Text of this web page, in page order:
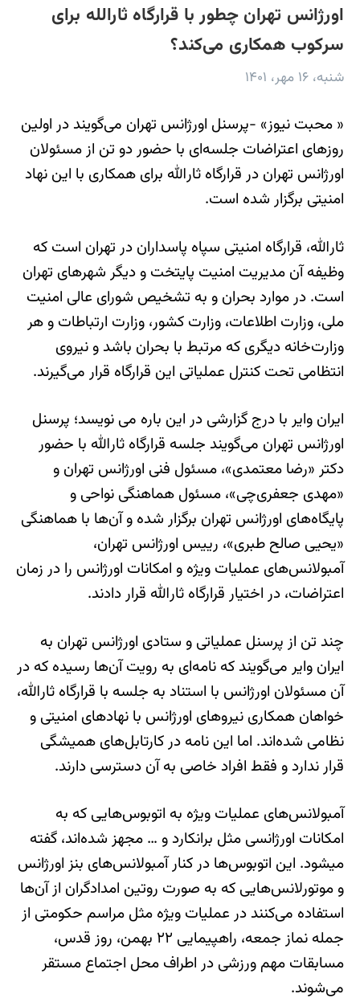
اورژانس تهران چطور با قرارگاه ثارالله برای
سرکوب همکاری می‌کند؟
شنبه، ۱۶ مهر، ۱۴۰۱
« محبت نیوز» -پرسنل اورژانس تهران می‌گویند در اولین
روزهای اعتراضات جلسه‌ای با حضور دو تن از مسئولان
اورژانس تهران در قرارگاه ثارالله برای همکاری با این نهاد
امنیتی برگزار شده است.
ثارالله، قرارگاه امنیتی سپاه پاسداران در تهران است که
وظیفه آن مدیریت امنیت پایتخت و دیگر شهرهای تهران
است. در موارد بحران و به تشخیص شورای عالی امنیت
ملی، وزارت اطلاعات، وزارت کشور، وزارت ارتباطات و هر
وزارت‌خانه دیگری که مرتبط با بحران باشد و نیروی
انتظامی تحت کنترل عملیاتی این قرارگاه قرار می‌گیرند.
ایران وایر با درج گزارشی در این باره می نویسد؛ پرسنل
اورژانس تهران می‌گویند جلسه قرارگاه ثارالله با حضور
دکتر «رضا معتمدی»، مسئول فنی اورژانس تهران و
«مهدی جعفری‌چی»، مسئول هماهنگی نواحی و
پایگاه‌های اورژانس تهران برگزار شده و آن‌ها با هماهنگی
«یحیی صالح طبری»، رییس اورژانس تهران،
آمبولانس‌های عملیات ویژه و امکانات اورژانس را در زمان
اعتراضات، در اختیار قرارگاه ثارالله قرار دادند.
چند تن از پرسنل عملیاتی و ستادی اورژانس تهران به
ایران وایر می‌گویند که نامه‌ای به رویت آن‌ها رسیده که در
آن مسئولان اورژانس با استناد به جلسه با قرارگاه ثارالله،
خواهان همکاری نیروهای اورژانس با نهادهای امنیتی و
نظامی شده‌اند. اما این نامه در کارتابل‌های همیشگی
قرار ندارد و فقط افراد خاصی به آن دسترسی دارند.
آمبولانس‌های عملیات ویژه به اتوبوس‌هایی که به
امکانات اورژانسی مثل برانکارد و … مجهز شده‌اند، گفته
میشود. این اتوبوس‌ها در کنار آمبولانس‌های بنز اورژانس
و موتورلانس‌هایی که به صورت روتین امدادگران از آن‌ها
استفاده می‌کنند در عملیات ویژه مثل مراسم‌ حکومتی از
جمله نماز جمعه، راهپیمایی ۲۲ بهمن، روز قدس،
مسابقات مهم ورزشی در اطراف محل اجتماع مستقر
می‌شوند.